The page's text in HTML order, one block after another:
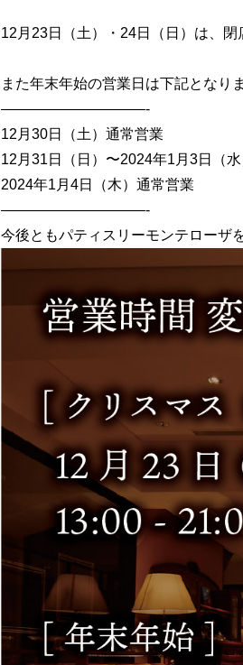
12月23日（土）・24日（日）は、閉
また年末年始の営業日は下記となり
——————————-
12月30日（土）通常営業
12月31日（日）〜2024年1月3日（水
2024年1月4日（木）通常営業
——————————-
今後ともパティスリーモンテローザ